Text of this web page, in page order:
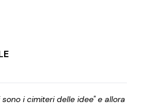
i cimiteri delle idee" e allora